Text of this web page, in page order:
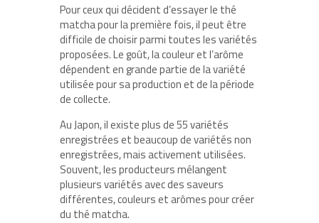
Pour ceux qui décident d’essayer le thé
matcha pour la première fois, il peut être
difficile de choisir parmi toutes les variétés
proposées. Le goût, la couleur et l’arôme
dépendent en grande partie de la variété
utilisée pour sa production et de la période
de collecte.
Au Japon, il existe plus de 55 variétés
enregistrées et beaucoup de variétés non
enregistrées, mais activement utilisées.
Souvent, les producteurs mélangent
plusieurs variétés avec des saveurs
différentes, couleurs et arômes pour créer
du thé matcha.